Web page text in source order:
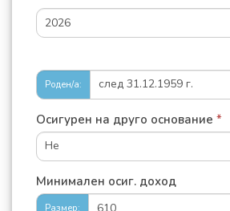
Роден/а:
Осигурен на друго основание *
Минимален осиг. доход
Размер: